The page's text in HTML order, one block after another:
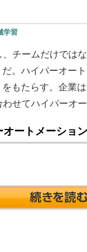
学習
チームだけでは
だ。ハイパーオー
もたらす。企業
せてハイパーオ
ートメーショ